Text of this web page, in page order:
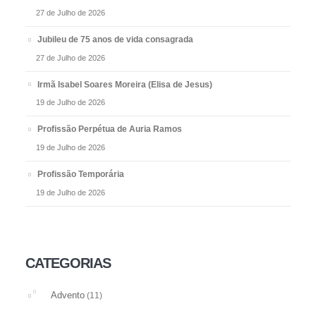
27 de Julho de 2026
Jubileu de 75 anos de vida consagrada
27 de Julho de 2026
Irmã Isabel Soares Moreira (Elisa de Jesus)
19 de Julho de 2026
Profissão Perpétua de Auria Ramos
19 de Julho de 2026
Profissão Temporária
19 de Julho de 2026
CATEGORIAS
Advento (11)